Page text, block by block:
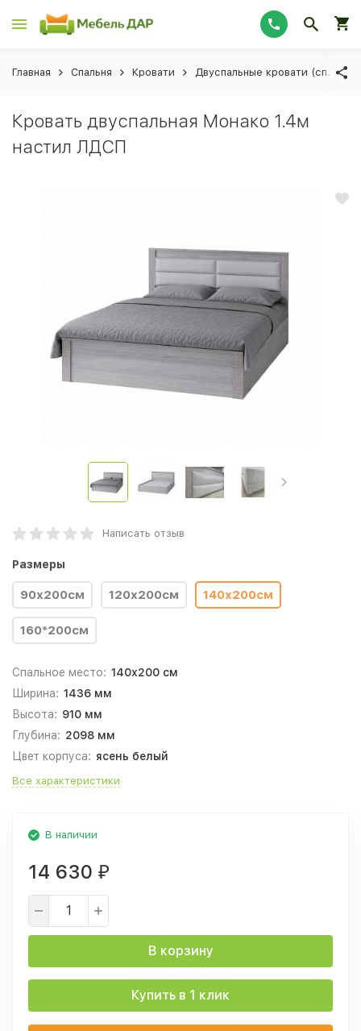
Главная Спальня Кровати Двуспальные кровати (сп.
Кровать двуспальная Монако 1.4м
настил ЛДСП
Написать отзыв
Размеры
90х200см 120х200см 140х200см
160*200см
Спальное место: 140x200 см
Ширина: 1436 мм
Высота: 910 мм
Глубина: 2098 мм
Цвет корпуса: ясень белый
Все характеристики
В наличии
14 630 ₽
В корзину
Купить в 1 клик